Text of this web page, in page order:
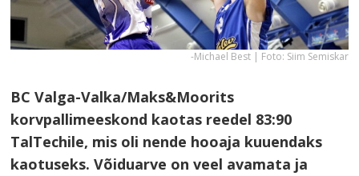
-Michael Best | Foto: Siim Semiskar
BC Valga-Valka/Maks&Moorits
korvpallimeeskond kaotas reedel 83:90
TalTechile, mis oli nende hooaja kuuendaks
kaotuseks. Võiduarve on veel avamata ja